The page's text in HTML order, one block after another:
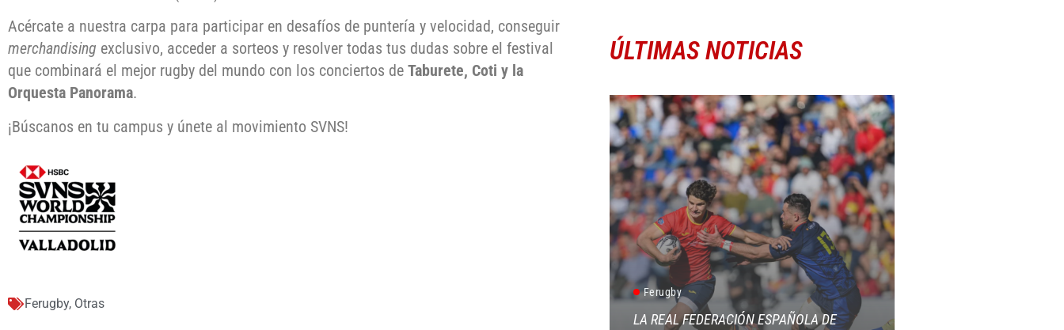
Acércate a nuestra carpa para participar en desafíos de puntería y velocidad, conseguir
merchandising exclusivo, acceder a sorteos y resolver todas tus dudas sobre el festival
que combinará el mejor rugby del mundo con los conciertos de Taburete, Coti y la
Orquesta Panorama.
¡Búscanos en tu campus y únete al movimiento SVNS!
Ferugby, Otras
ÚLTIMAS NOTICIAS
Ferugby
LA REAL FEDERACIÓN ESPAÑOLA DE